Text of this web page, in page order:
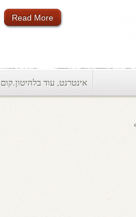
Read More
אינטרנט, עוד בלהיטון.קום